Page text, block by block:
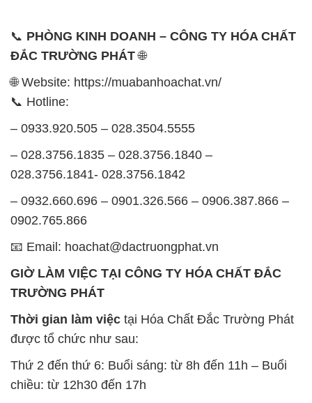
📞 PHÒNG KINH DOANH – CÔNG TY HÓA CHẤT
ĐẮC TRƯỜNG PHÁT🌐
🌐 Website: https://muabanhoachat.vn/
📞 Hotline:
– 0933.920.505 – 028.3504.5555
– 028.3756.1835 – 028.3756.1840 –
028.3756.1841- 028.3756.1842
– 0932.660.696 – 0901.326.566 – 0906.387.866 –
0902.765.866
📧 Email: hoachat@dactruongphat.vn
GIỜ LÀM VIỆC TẠI CÔNG TY HÓA CHẤT ĐẮC
TRƯỜNG PHÁT
Thời gian làm việc tại Hóa Chất Đắc Trường Phát
được tổ chức như sau:
Thứ 2 đến thứ 6: Buổi sáng: từ 8h đến 11h – Buổi
chiều: từ 12h30 đến 17h